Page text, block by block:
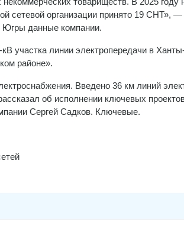
сетевой организации принято 19 СНТ»,
Югры данные компании.
участка линии электропередачи в
районе».
Введено 36 км линий
об исполнении ключевых
Сергей Садков. Ключевые.